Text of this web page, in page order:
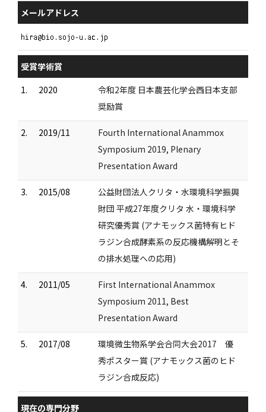
メールアドレス
受賞学術賞
1.
2020
令和2年度 日本農芸化学会西日本支部
奨励賞
2. 2019/11
Fourth International Anammox
Symposium 2019, Plenary
Presentation Award
3. 2015/08
公益財団法人クリタ・水環境科学振興
財団 平成27年度クリタ 水・環境科学
研究優秀賞 (アナモックス菌特有ヒド
ラジン合成酵素系の反応機構解明とそ
の排水処理への応用)
4. 2011/05
First International Anammox
Symposium 2011, Best
Presentation Award
5. 2017/08
環境微生物系学会合同大会2017 優
秀ポスター賞 (アナモックス菌のヒド
ラジン合成反応)
現在の専門分野